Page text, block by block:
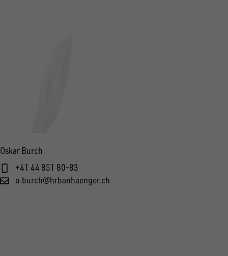
Oskar Burch
+41 44 851 80-83
o.burch@hrbanhaenger.ch